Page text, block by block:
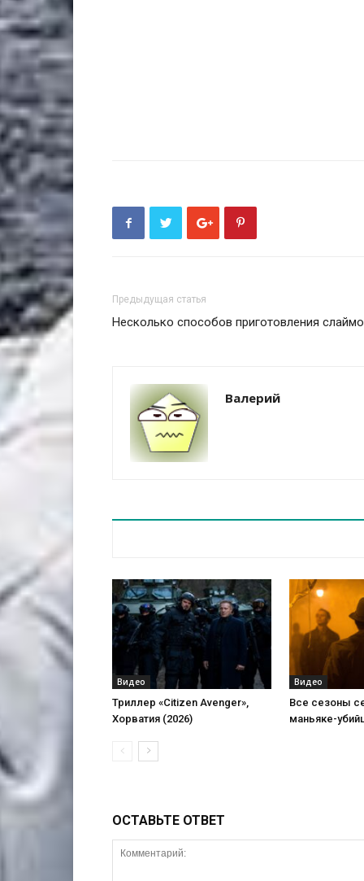
Предыдущая статья
Несколько способов приготовления
Валерий
Видео
Триллер «Citizen Avenger»,
Хорватия (2026)
Видео
Все сезоны
маньяке-
ОСТАВЬТЕ ОТВЕТ